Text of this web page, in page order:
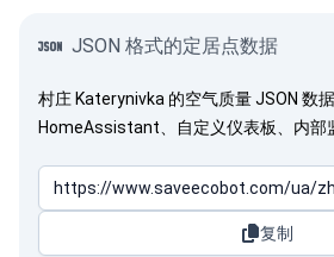
JSON 格式的定居点数据
村庄 Katerynivka 的空气质量 JSON 数
HomeAssistant、自定义仪表板、内部
复制